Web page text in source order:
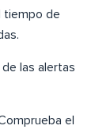
tiempo de
las alertas
el